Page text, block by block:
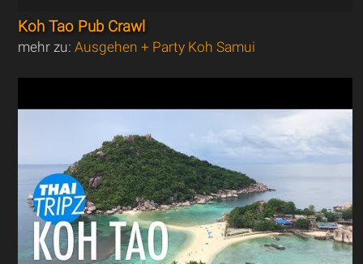
Koh Tao Pub Crawl
mehr zu:Ausgehen + Party Koh Samui